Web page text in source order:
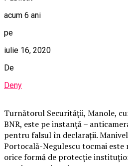
acum 6 ani
pe
iulie 16, 2020
De
Deny
Turnătorul Securității, Manole,
BNR, este pe instanță –
pentru falsul în declarații.
Portocală-Negulescu tocmai
orice formă de protecție